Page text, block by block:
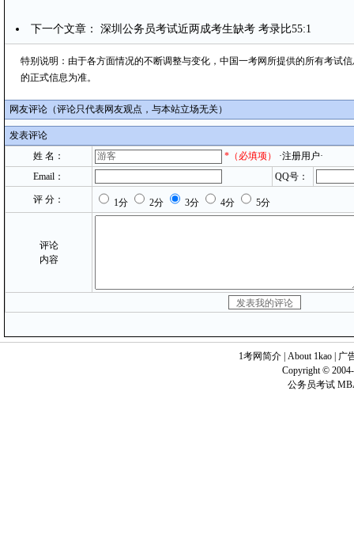
下一个文章： 深圳公务员考试近两成考生缺考 考录比55:1
特别说明：由于各方面情况的不断调整与变化，中国一考网所提供的所有考试
的正式信息为准。
网友评论（评论只代表网友观点，与本站立场无关）
发表评论
姓 名：
* （必填项）
·注册用户·
Email：
QQ号：
评 分： 1分 2分 3分 4分 5分
评论
内容
1考网简介 About 1kao
广
Copyright ©
公务员考试